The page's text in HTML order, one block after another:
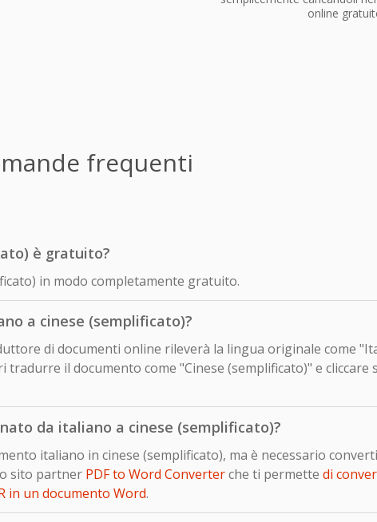
online
frequenti
è gratuito?
in modo completamente gratuito.
a cinese (semplificato)?
di documenti online rileverà la lingua originale come
il documento come "Cinese (semplificato)" e cliccare
da italiano a cinese (semplificato)?
italiano in cinese (semplificato), ma è necessario
sito partner PDF to Word Converterche ti permette di
in un documento Word.